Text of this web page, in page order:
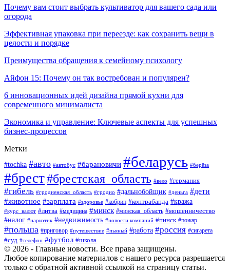
Почему вам стоит выбрать культиватор для вашего сада или
огорода
Эффективная упаковка при переезде: как сохранить вещи в
целости и порядке
Преимущества обращения к семейному психологу
Айфон 15: Почему он так востребован и популярен?
6 инновационных идей дизайна прямой кухни для
современного минималиста
Экономика и управление: Ключевые аспекты для успешных
бизнес-процессов
Метки
#tochka #авто #автобус #барановичи #беларусь #берёза
#брест#брестская_область #вело #германия
#гибель #гродненская_область #гродно #дальнобойщик #деньга #дети
#животное #зарплата #здоровье #кобрин #контрабанда #кража
#курс_валют #литва #медицина #минск #минская_область #мошенничество
#налог #наркотик #недвижимость #новости компаний #пинск #пожар
#польша #приговор #путешествие #пьяный #работа #россия #сигарета
#суд #телефон #футбол #школа
© 2026 - Главные новости. Все права защищены.
Любое копирование материалов с нашего ресурса разрешается
только с обратной активной ссылкой на страницу статьи.